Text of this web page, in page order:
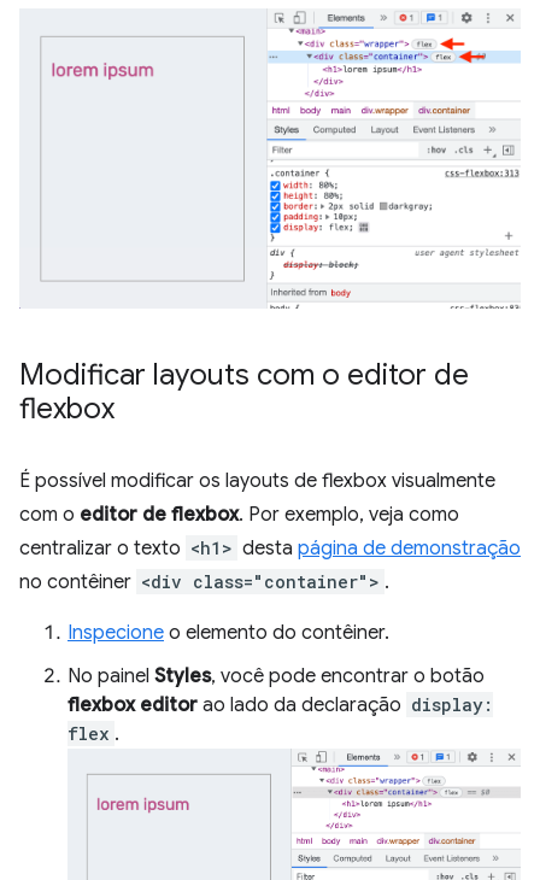
Modificar layouts com o editor de
flexbox
É possível modificar os layouts de flexbox visualmente
com o editor de flexbox. Por exemplo, veja como
centralizar o texto <h1> desta página de demonstração
no contêiner <div class="container"> .
Inspecione o elemento do contêiner.
No painel Styles, você pode encontrar o botão
flexbox editor ao lado da declaração display:
flex .